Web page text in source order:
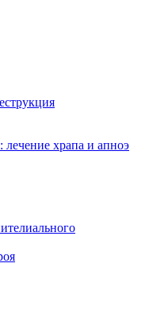
лечение храпа и апноэ